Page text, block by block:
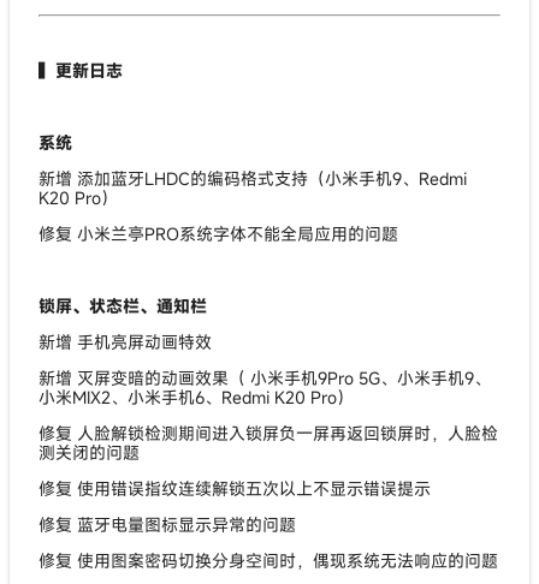
▍更新日志
系统
新增 添加蓝牙LHDC的编码格式支持（小米手机9、Redmi
K20 Pro）
修复 小米兰亭PRO系统字体不能全局应用的问题
锁屏、状态栏、通知栏
新增 手机亮屏动画特效
新增 灭屏变暗的动画效果（ 小米手机9Pro 5G、小米手机9、
小米MIX2、小米手机6、Redmi K20 Pro）
修复 人脸解锁检测期间进入锁屏负一屏再返回锁屏时，人脸检
测关闭的问题
修复 使用错误指纹连续解锁五次以上不显示错误提示
修复 蓝牙电量图标显示异常的问题
修复 使用图案密码切换分身空间时，偶现系统无法响应的问题